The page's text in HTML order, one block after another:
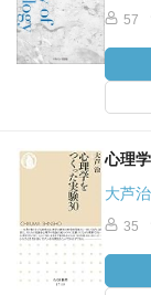
57
心理
大芦治
35